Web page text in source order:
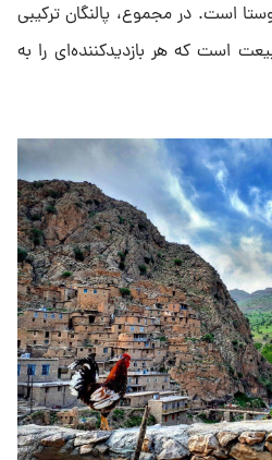
است. در مجموع، پالنگان ترکیبی
است که هر بازدیدکننده‌ای را به